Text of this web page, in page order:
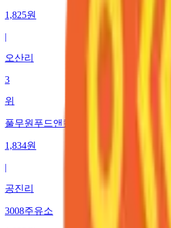
1,825원
|
오산리
3
위
풀무원푸드앤컬처덕유산상(대전)주유소
1,834원
|
공진리
3008주유소